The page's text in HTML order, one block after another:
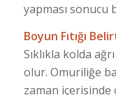
yapması sonucu
Boyun Fıtığı
Sıklıkla kolda
olur. Omuriliğe
zaman